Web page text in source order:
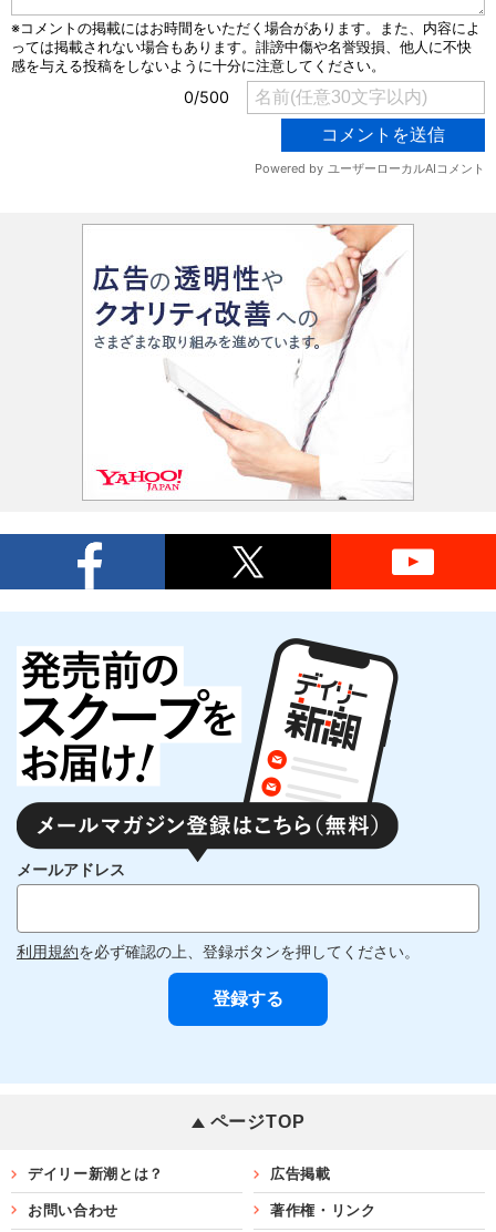
メールアドレス
利用規約を必ず確認の上、登録ボタンを押してください。
ページTOP
デイリー新潮とは？ 広告掲載
お問い合わせ 著作権・リンク